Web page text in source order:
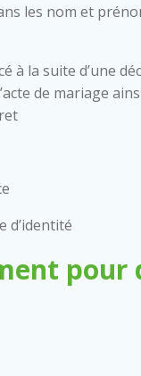
les nom et
à la suite d’une
de mariage
d’identité